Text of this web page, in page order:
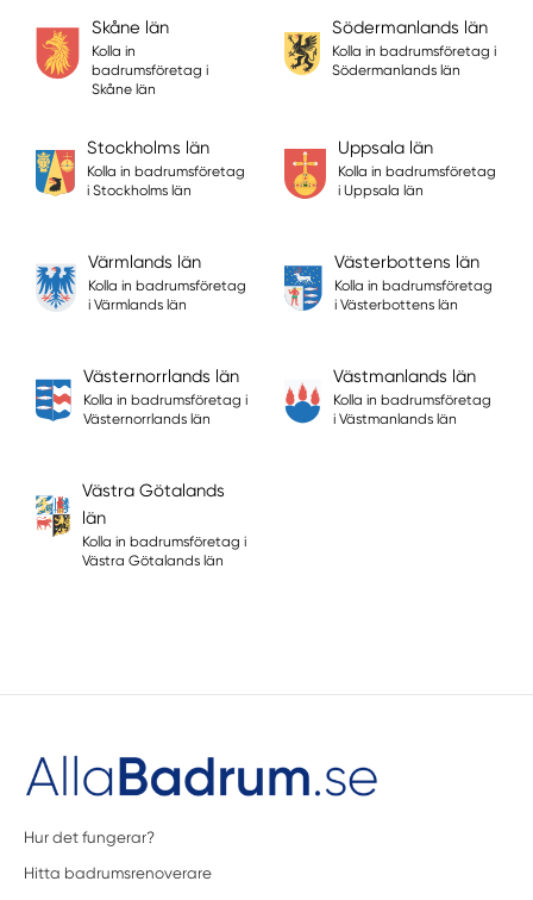
Skåne län
Kolla in
badrumsföretag i
Skåne län
Södermanlands län
Kolla in badrumsföretag i
Södermanlands län
Stockholms län
Kolla in badrumsföretag
i Stockholms län
Uppsala län
Kolla in badrumsföretag
i Uppsala län
Värmlands län
Kolla in badrumsföretag
i Värmlands län
Västerbottens län
Kolla in badrumsföretag
i Västerbottens län
Västernorrlands län
Kolla in badrumsföretag i
Västernorrlands län
Västmanlands län
Kolla in badrumsföretag
i Västmanlands län
Västra Götalands
län
Kolla in badrumsföretag i
Västra Götalands län
Hur det fungerar?
Hitta badrumsrenoverare